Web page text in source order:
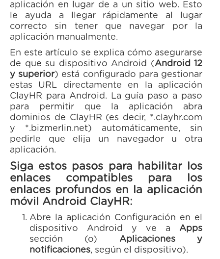
aplicación en lugar de a un sitio web. Esto
le ayuda a llegar rápidamente al lugar
correcto sin tener que navegar por la
aplicación manualmente.
En este artículo se explica cómo asegurarse
de que su dispositivo Android (Android 12
y superior) está configurado para gestionar
estas URL directamente en la aplicación
ClayHR para Android. La guía paso a paso
para permitir que la aplicación abra
dominios de ClayHR (es decir, *.clayhr.com
y *.bizmerlin.net) automáticamente, sin
pedirle que elija un navegador u otra
aplicación.
Siga estos pasos para habilitar los
enlaces compatibles para los
enlaces profundos en la aplicación
móvil Android ClayHR:
Abre la aplicación Configuración en el
dispositivo Android y ve a Apps
sección (o) Aplicaciones y
notificaciones, según el dispositivo).